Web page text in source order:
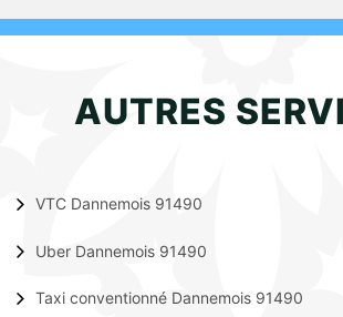
AUTRES
VTC Dannemois 91490
Uber Dannemois 91490
Taxi conventionné Dannemois 91490